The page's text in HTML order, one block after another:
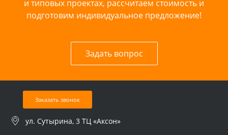
и типовых проектах, рассчитаем стоимость и
подготовим индивидуальное предложение!
Задать вопрос
Заказать звонок
ул. Сутырина, 3 ТЦ «Аксон»